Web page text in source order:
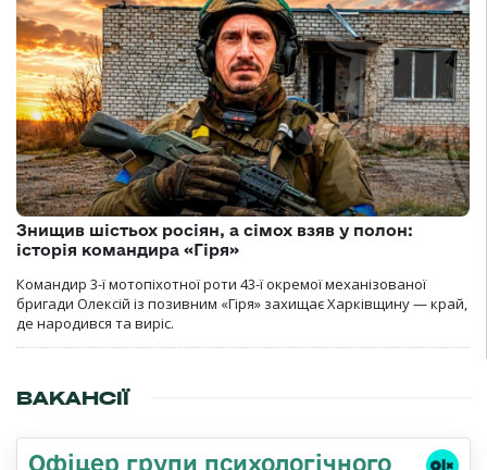
Знищив шістьох росіян, а сімох взяв у полон:
історія командира «Гіря»
Командир 3-ї мотопіхотної роти 43-ї окремої механізованої
бригади Олексій із позивним «Гіря» захищає Харківщину — край,
де народився та виріс.
ВАКАНСІЇ
Офіцер групи психологічного